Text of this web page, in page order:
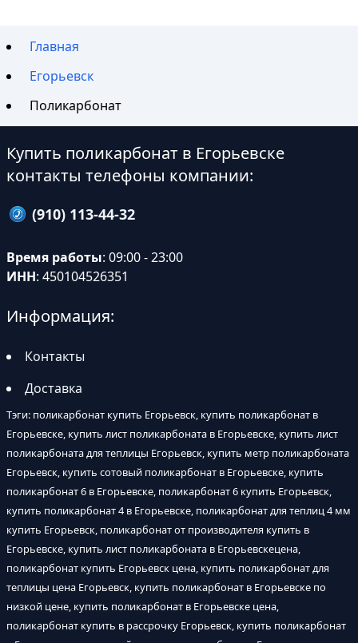
Главная
Егорьевск
Поликарбонат
Купить поликарбонат в Егорьевске
контакты телефоны компании:
(910) 113-44-32
Время работы: 09:00 - 23:00
ИНН: 450104526351
Информация:
Контакты
Доставка
Тэги: поликарбонат купить Егорьевск, купить поликарбонат в
Егорьевске, купить лист поликарбоната в Егорьевске, купить лист
поликарбоната для теплицы Егорьевск, купить метр поликарбоната
Егорьевск, купить сотовый поликарбонат в Егорьевске, купить
поликарбонат 6 в Егорьевске, поликарбонат 6 купить Егорьевск,
купить поликарбонат 4 в Егорьевске, поликарбонат для теплиц 4 мм
купить Егорьевск, поликарбонат от производителя купить в
Егорьевске, купить лист поликарбоната в Егорьевскецена,
поликарбонат купить Егорьевск цена, купить поликарбонат для
теплицы цена Егорьевск, купить поликарбонат в Егорьевске по
низкой цене, купить поликарбонат в Егорьевске цена,
поликарбонат купить в рассрочку Егорьевск, купить поликарбонат